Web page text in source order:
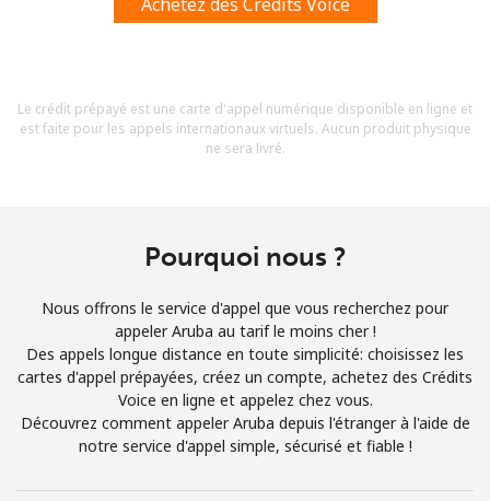
Bonjour!
Le crédit prépayé est une carte d'appel numérique disponible en ligne et
est faite pour les appels internationaux virtuels. Aucun produit physique
ne sera livré.
Pourquoi nous ?
Nous offrons le service d'appel que vous recherchez pour
appeler Aruba au tarif le moins cher !
Des appels longue distance en toute simplicité: choisissez les
cartes d'appel prépayées, créez un compte, achetez des Crédits
Voice en ligne et appelez chez vous.
Découvrez comment appeler Aruba depuis l'étranger à l'aide de
notre service d'appel simple, sécurisé et fiable !